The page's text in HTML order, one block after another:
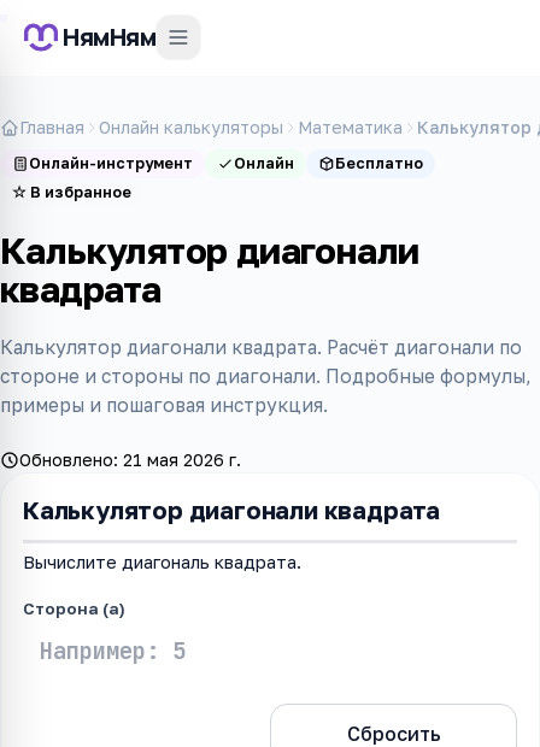
НямНям
Главная Онлайн калькуляторы Математика Калькулятор
Онлайн-инструмент Онлайн
Бесплатно
☆ В избранное
Калькулятор диагонали
квадрата
Калькулятор диагонали квадрата. Расчёт диагонали по
стороне и стороны по диагонали. Подробные формулы,
примеры и пошаговая инструкция.
Обновлено: 21 мая 2026 г.
Калькулятор диагонали квадрата
Вычислите диагональ квадрата.
Сторона (a)
Сбросить